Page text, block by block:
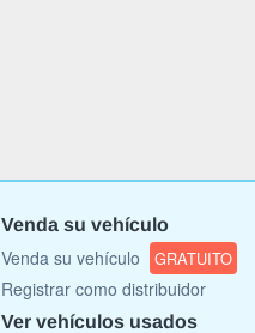
Venda su vehículo
Venda su vehículo GRATUITO
Registrar como distribuidor
Ver vehículos usados